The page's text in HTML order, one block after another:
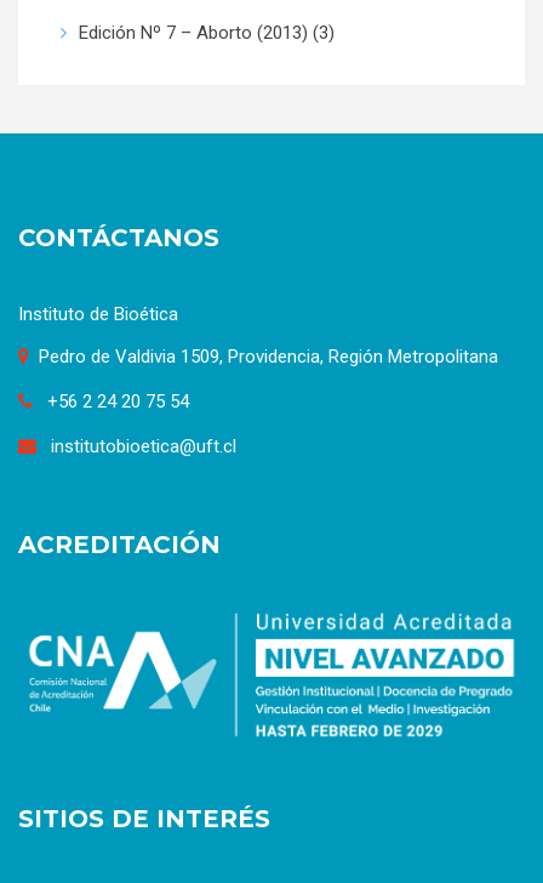
Edición Nº 7 – Aborto (2013) (3)
CONTÁCTANOS
Instituto de Bioética
Pedro de Valdivia 1509, Providencia, Región Metropolitana
+56 2 24 20 75 54
institutobioetica@uft.cl
ACREDITACIÓN
SITIOS DE INTERÉS